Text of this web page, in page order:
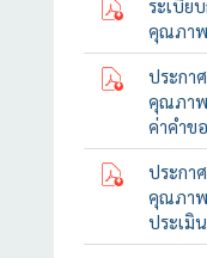
ระเบีย
คุณภาพ
ประกา
คุณภาพ
ค่าคำข
ประกา
คุณภาพ
ประเมิ